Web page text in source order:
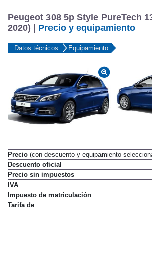
Peugeot 308 5p Style PureTech
2020) | Precio y equipamiento
Datos técnicos Equipamiento
Precio (con descuento y equipamiento
Descuento oficial
Precio sin impuestos
IVA
Impuesto de matriculación
Tarifa de